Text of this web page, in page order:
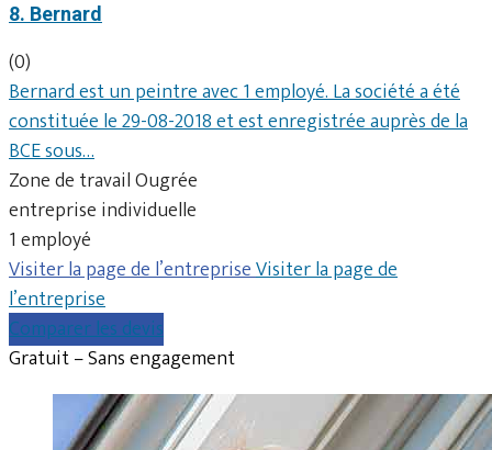
8. Bernard
(0)
Bernard est un peintre avec 1 employé. La société a été
constituée le 29-08-2018 et est enregistrée auprès de la
BCE sous…
Zone de travail Ougrée
entreprise individuelle
1 employé
Visiter la page de l’entrepriseVisiter la page de
l’entreprise
Comparer les devis
Gratuit – Sans engagement